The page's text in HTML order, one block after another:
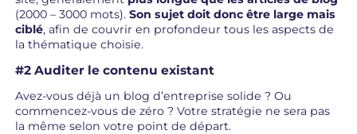
(2000 – 3000 mots).Son sujet doit donc être large mais
ciblé, afin de couvrir en profondeur tous les aspects de
la thématique choisie.
#2 Auditer le contenu existant
Avez-vous déjà un blog d’entreprise solide ? Ou
commencez-vous de zéro ? Votre stratégie ne sera pas
la même selon votre point de départ.